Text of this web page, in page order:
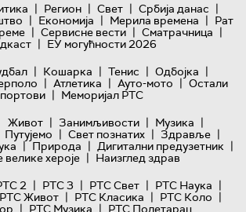
| Регион | Свет | Србија данас |
| Економија | Мерила времена | Рат
| Сервисне вести | Сматрачница |
| ЕУ могућности 2026
| Кошарка | Тенис | Одбојка |
| Атлетика | Ауто-мото | Остали
| Меморијал РТС
Живот | Занимљивости | Музика |
Путујемо | Свет познатих | Здравље |
| Природа | Дигитални предузетник |
велике хероје | Наизглед здрав
2 | РТС 3 | РТС Свет | РТС Наука |
РТС Живот | РТС Класика | РТС Коло |
РТС Музика РТС Полетарац